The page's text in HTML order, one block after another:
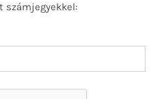
számjegyekkel: